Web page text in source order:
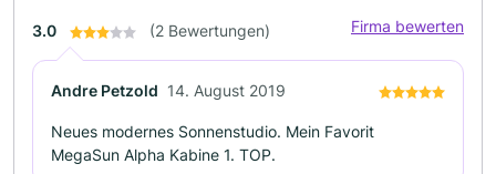
3.0 (2 Bewertungen) Firma bewerten
Andre Petzold 14. August 2019
Neues modernes Sonnenstudio. Mein Favorit
MegaSun Alpha Kabine 1. TOP.